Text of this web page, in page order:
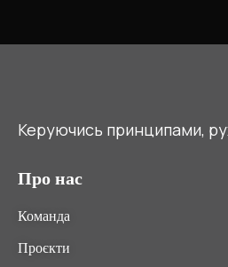
Керуючись принципами,
Про нас
Команда
Проєкти